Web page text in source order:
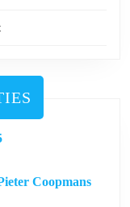
Coopmans